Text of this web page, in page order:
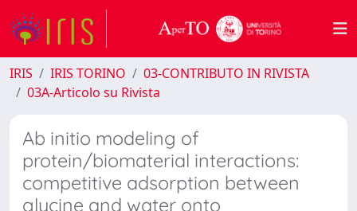
IRIS IRIS TORINO
03-CONTRIBUTO IN RIVISTA
03A-Articolo su Rivista
Ab initio modeling of
protein/biomaterial interactions:
competitive adsorption between
glycine and water onto